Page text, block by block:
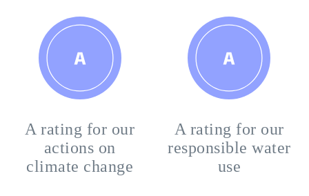
A rating for our
actions on
climate change
A rating for our
responsible water
use